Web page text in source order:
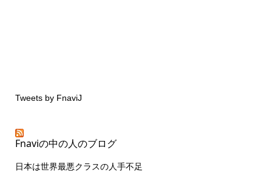
Tweets by FnaviJ
Fnaviの中の人のブログ
日本は世界最悪クラスの人手不足